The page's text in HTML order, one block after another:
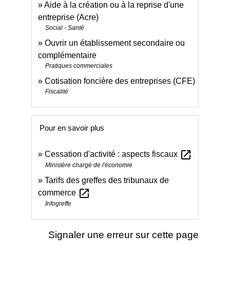
Aide à la création ou à la reprise d'une
entreprise (Acre)
Social - Santé
Ouvrir un établissement secondaire ou
complémentaire
Pratiques commerciales
Cotisation foncière des entreprises (CFE)
Fiscalité
Pour en savoir plus
Cessation d'activité : aspects fiscaux open_in_new
Ministère chargé de l'économie
Tarifs des greffes des tribunaux de
commerce open_in_new
Infogreffe
Signaler une erreur sur cette page